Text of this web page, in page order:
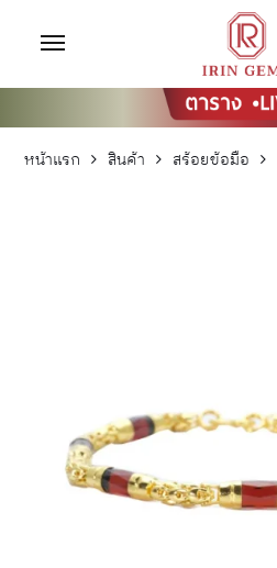
หน้าแรก สินค้า สร้อยข้อมือ